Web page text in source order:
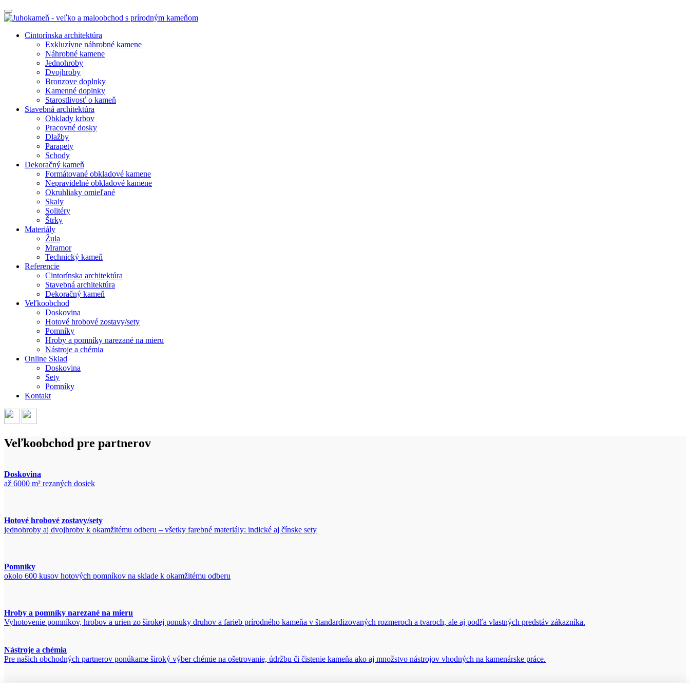
Cintorínska architektúra
Exkluzívne náhrobné kamene
Náhrobné kamene
Jednohroby
Dvojhroby
Bronzove doplnky
Kamenné doplnky
Starostlivosť o kameň
Stavebná architektúra
Obklady krbov
Pracovné dosky
Dlažby
Parapety
Schody
Dekoračný kameň
Formátované obkladové kamene
Nepravidelné obkladové kamene
Okruhliaky omieľané
Skaly
Solitéry
Štrky
Materiály
Žula
Mramor
Technický kameň
Referencie
Cintorínska architektúra
Stavebná architektúra
Dekoračný kameň
Veľkoobchod
Doskovina
Hotové hrobové zostavy/sety
Pomníky
Hroby a pomníky narezané na mieru
Nástroje a chémia
Online Sklad
Doskovina
Sety
Pomníky
Kontakt
Veľkoobchod pre partnerov
Doskovina
až 6000 m² rezaných dosiek
Hotové hrobové zostavy/sety
jednohroby aj dvojhroby k okamžitému odberu – všetky farebné materiály: indické aj čínske sety
Pomníky
okolo 600 kusov hotových pomníkov na sklade k okamžitému odberu
Hroby a pomníky narezané na mieru
Vyhotovenie pomníkov, hrobov a urien zo širokej ponuky druhov a farieb prírodného kameňa v štandardizovaných rozmeroch a tvaroch, ale aj podľa vlastných predstáv zákazníka.
Nástroje a chémia
Pre našich obchodných partnerov ponúkame široký výber chémie na ošetrovanie, údržbu či čistenie kameňa ako aj množstvo nástrojov vhodných na kamenárske práce.